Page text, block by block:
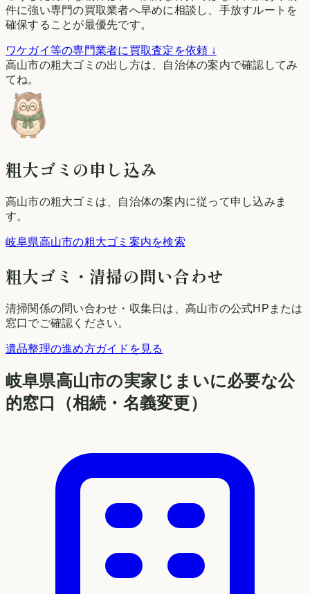
件に強い専門の買取業者へ早めに相談し、手放すルートを
確保することが最優先です。
ワケガイ等の専門業者に買取査定を依頼 ↓
高山市の粗大ゴミの出し方は、自治体の案内で確認してみ
てね。
粗大ゴミの申し込み
高山市の粗大ゴミは、自治体の案内に従って申し込みま
す。
岐阜県高山市の粗大ゴミ案内を検索
粗大ゴミ・清掃の問い合わせ
清掃関係の問い合わせ・収集日は、 高山市の公式HPまたは
窓口でご確認ください。
遺品整理の進め方ガイドを見る
岐阜県高山市の実家じまいに必要な公
的窓口（相続・名義変更）